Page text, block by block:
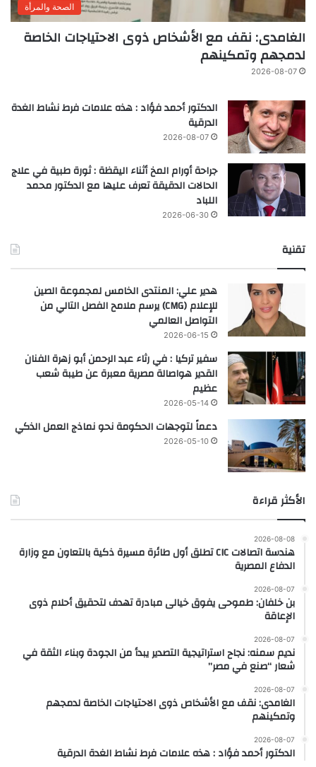
الصحة والمرأة
الغامدى: نقف مع الأشخاص ذوى الاحتياجات الخاصة
لدمجهم وتمكينهم
2026-08-07
الدكتور أحمد فؤاد : هذه علامات فرط نشاط الغدة
الدرقية
2026-08-07
جراحة أورام المخ أثناء اليقظة : ثورة طبية في علاج
الحالات الدقيقة تعرف عليها مع الدكتور محمد
اللباد
2026-06-30
تقنية
هدير علي: المنتدى الخامس لمجموعة الصين
للإعلام (CMG) يرسم ملامح الفصل التالي من
التواصل العالمي
2026-06-15
سفير تركيا : في رثاء عبد الرحمن أبو زهرة الفنان
القدير هواصالة مصرية معبرة عن طيبة شعب
عظيم
2026-05-14
دعماً لتوجهات الحكومة نحو نماذج العمل الذكي
2026-05-10
الأكثر قراءة
2026-08-08
هندسة اتصالات CIC تطلق أول طائرة مسيرة ذكية بالتعاون مع وزارة
الدفاع المصرية
2026-08-07
بن خلفان: طموحى يفوق خيالى مبادرة تهدف لتحقيق أحلام ذوى
الإعاقة
2026-08-07
نديم سمنه: نجاح استراتيجية التصدير يبدأ من الجودة وبناء الثقة في
شعار “صنع في مصر”
2026-08-07
الغامدى: نقف مع الأشخاص ذوى الاحتياجات الخاصة لدمجهم
وتمكينهم
2026-08-07
الدكتور أحمد فؤاد : هذه علامات فرط نشاط الغدة الدرقية